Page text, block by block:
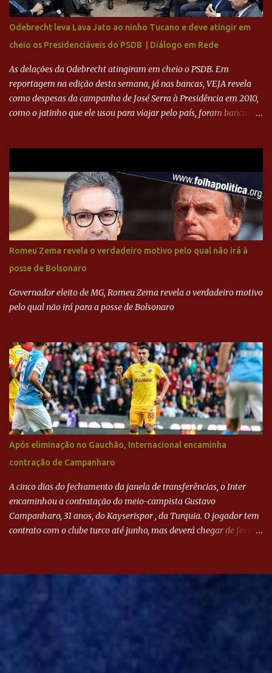
sua história na Raposa, pesaram para que um dos mais icônicos
camisas 9 acertasse a compra do clube. Fonte: Itatiaia Fonte:
ADVOGADO DO CRUZEIRO NA SAF EXPLICA SITUAÇÃO DO
CRUZEIRO - RONALDO COMPROU 90% DAS AÇÕES DO CLUBE
Odebrecht leva Lava Jato ao ninho Tucano e deve atingir em
cheio os Presidenciáveis do PSDB | Diálogo em Rede
As delações da Odebrecht atingiram em cheio o PSDB. Em
reportagem na edição desta semana, já nas bancas, VEJA revela
como despesas da campanha de José Serra à Presidência em 2010,
como o jatinho que ele usou para viajar pelo país, foram bancadas
Executiva Nacional do PSDB (Valter Campanato/Agência Brasil) O
texto também põe fim a um mistério: três fontes confirmaram à
revista que o codinome “santo” que aparece em planilhas da
empreiteira refere-se ao governador de São Paulo, Geraldo
Alckmin (PSDB) — nenhum deles, no entanto, disse ter negociado
diretamente com o paulista. Depoimentos mostram como o
dinheiro da Odebrecht bancou a campanha de Serra em 2010 Leia
mais... A Lava Jato chega ao PSDB | VEJA.com
Romeu Zema revela o verdadeiro motivo pelo qual não irá à
posse de Bolsonaro
Governador eleito de MG, Romeu Zema revela o verdadeiro motivo
pelo qual não irá para a posse de Bolsonaro
Após eliminação no Gauchão, Internacional encaminha
contração de Campanharo
A cinco dias do fechamento da janela de transferências, o Inter
encaminhou a contratação do meio-campista Gustavo
Campanharo, 31 anos, do Kayserispor , da Turquia. O jogador tem
contrato com o clube turco até junho, mas deverá chegar de forma
Evian, da França, Hellas Verona, da Itália, e Ludogorets, da
Desde então, está no Kayserispor. Caso a negociação seja
opção de Mano Menezes no setor de meio-campo. Atualmente, na
Turquia, Gustavo Campanharo vem atuando como volante, mas
também pode ser utilizado mais avançado. Inter encaminha